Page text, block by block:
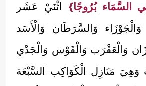
السَّمَاء بُرُوجًا} اثْنَيْ عَشَر
وَالْجَوْزَاء وَالسَّرَطَان وَالْأَسَد
وَالْعَقْرَب وَالْقَوْس وَالْجَدْي
وَهِيَ مَنَازِل الْكَوَاكِب السَّبْعَة